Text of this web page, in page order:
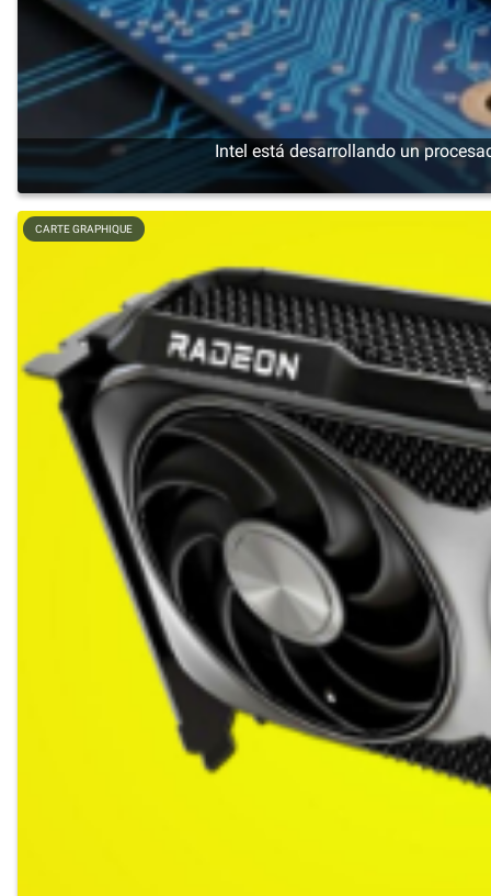
Intel está desarrollando un
CARTE GRAPHIQUE